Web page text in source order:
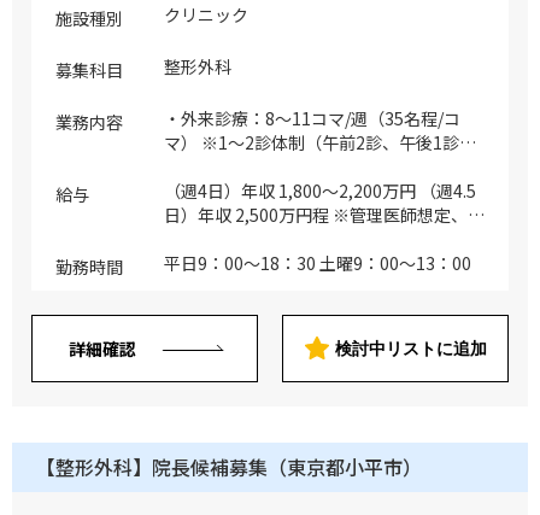
施設種別 クリニック
募集科目 整形外科
業務内容
・外来診療：8～11コマ/週（35名程/コ
マ） ※1～2診体制（午前2診、午後1診）
給与
（週4日）年収 1,800～2,200万円 （週4.5
日）年収 2,500万円程 ※管理医師想定、面
勤務時間
平日9：00～18：30 土曜9：00～13：00
詳細確認 検討中リストに追加
【整形外科】院長候補募集（東京都小平市）